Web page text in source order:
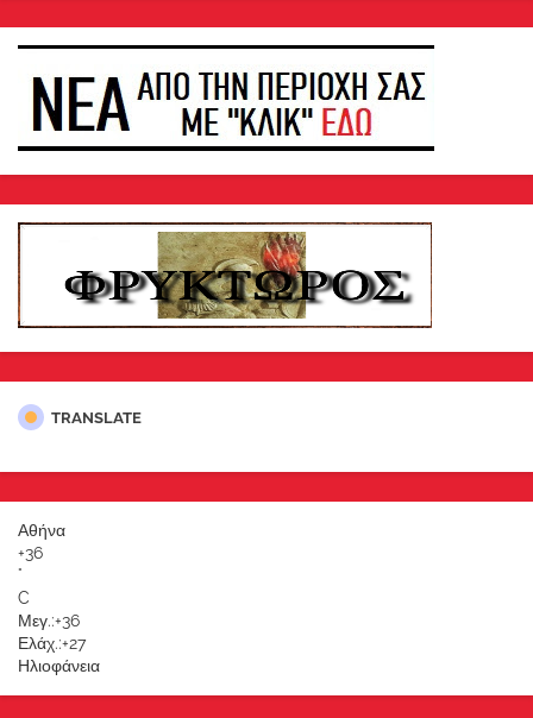
TRANSLATE
Αθήνα
+36
°
C
Μεγ.:+36
Ελάχ.:+27
Ηλιοφάνεια